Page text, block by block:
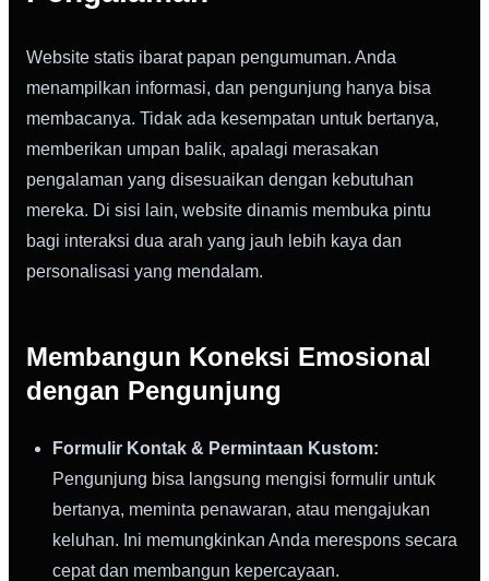
Website statis ibarat papan pengumuman. Anda
menampilkan informasi, dan pengunjung hanya bisa
membacanya. Tidak ada kesempatan untuk bertanya,
memberikan umpan balik, apalagi merasakan
pengalaman yang disesuaikan dengan kebutuhan
mereka. Di sisi lain, website dinamis membuka pintu
bagi interaksi dua arah yang jauh lebih kaya dan
personalisasi yang mendalam.
Membangun Koneksi Emosional
dengan Pengunjung
Formulir Kontak & Permintaan Kustom:
Pengunjung bisa langsung mengisi formulir untuk
bertanya, meminta penawaran, atau mengajukan
keluhan. Ini memungkinkan Anda merespons secara
cepat dan membangun kepercayaan.